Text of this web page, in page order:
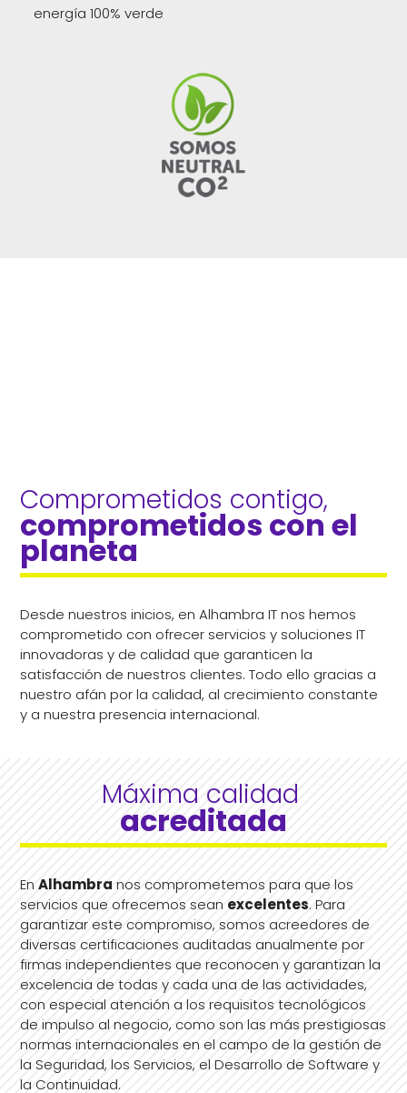
energía 100% verde
Comprometidos contigo,
comprometidos con el
planeta
Desde nuestros inicios, en Alhambra IT nos hemos
comprometido con ofrecer servicios y soluciones IT
innovadoras y de calidad que garanticen la
satisfacción de nuestros clientes. Todo ello gracias a
nuestro afán por la calidad, al crecimiento constante
y a nuestra presencia internacional.
Máxima calidad
acreditada
EnAlhambra nos comprometemos para que los
servicios que ofrecemos sean excelentes. Para
garantizar este compromiso, somos acreedores de
diversas certificaciones auditadas anualmente por
firmas independientes que reconocen y garantizan la
excelencia de todas y cada una de las actividades,
con especial atención a los requisitos tecnológicos
de impulso al negocio, como son las más prestigiosas
normas internacionales en el campo de la gestión de
la Seguridad, los Servicios, el Desarrollo de Software y
la Continuidad.